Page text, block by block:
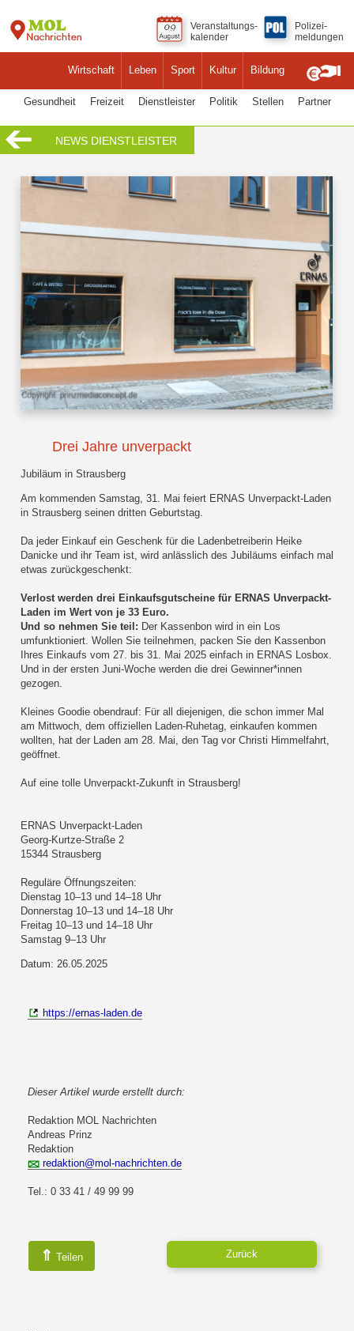
Wirtschaft Leben Sport Kultur Bildung
Veranstaltungs-
kalender
Polizei-
meldungen
Gesundheit Freizeit Dienstleister Politik Stellen Partner
NEWS DIENSTLEISTER
Drei Jahre unverpackt
Jubiläum in Strausberg
Am kommenden Samstag, 31. Mai feiert ERNAS Unverpackt-Laden
in Strausberg seinen dritten Geburtstag.
Da jeder Einkauf ein Geschenk für die Ladenbetreiberin Heike
Danicke und ihr Team ist, wird anlässlich des Jubiläums einfach mal
etwas zurückgeschenkt:
Verlost werden drei Einkaufsgutscheine für ERNAS Unverpackt-
Laden im Wert von je 33 Euro.
Und so nehmen Sie teil: Der Kassenbon wird in ein Los
umfunktioniert. Wollen Sie teilnehmen, packen Sie den Kassenbon
Ihres Einkaufs vom 27. bis 31. Mai 2025 einfach in ERNAS Losbox.
Und in der ersten Juni-Woche werden die drei Gewinner*innen
gezogen.
Kleines Goodie obendrauf: Für all diejenigen, die schon immer Mal
am Mittwoch, dem offiziellen Laden-Ruhetag, einkaufen kommen
wollten, hat der Laden am 28. Mai, den Tag vor Christi Himmelfahrt,
geöffnet.
Auf eine tolle Unverpackt-Zukunft in Strausberg!
ERNAS Unverpackt-Laden
Georg-Kurtze-Straße 2
15344 Strausberg
Reguläre Öffnungszeiten:
Dienstag 10–13 und 14–18 Uhr
Donnerstag 10–13 und 14–18 Uhr
Freitag 10–13 und 14–18 Uhr
Samstag 9–13 Uhr
Datum: 26.05.2025
https://ernas-laden.de
Dieser Artikel wurde erstellt durch:
Redaktion MOL Nachrichten
Andreas Prinz
Redaktion
redaktion@mol-nachrichten.de
Tel.: 0 33 41 / 49 99 99
⇑ Teilen Zurück